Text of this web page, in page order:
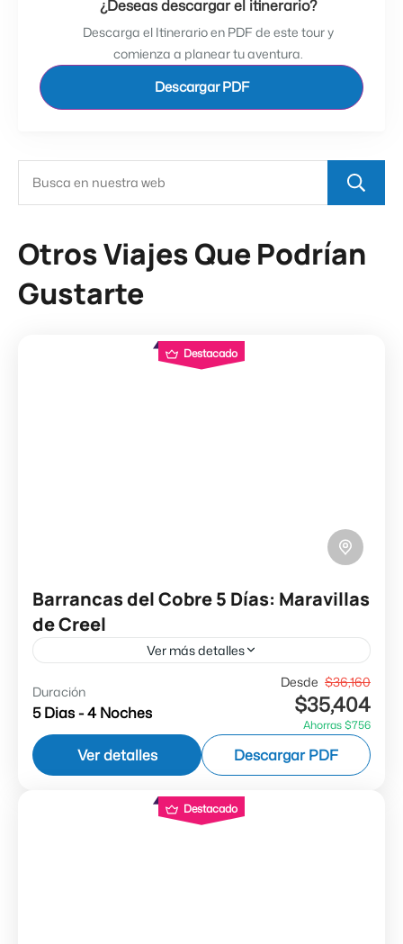
¿Deseas descargar el itinerario?
Descarga el Itinerario en PDF de este tour y
comienza a planear tu aventura.
Descargar PDF
Otros Viajes Que Podrían
Gustarte
Destacado
Barrancas del Cobre 5 Días: Maravillas
de Creel
Ver más detalles
✔ Descubre Chihuahua ✔ Experiencias únicas
en Creel ✔ Parque Barrancas ✔ Chepe Express
✔ Seguro de Asistencia
Barrancas del Cobre
Duración
5 Dias - 4 Noches
Desde $36,160
$35,404
Ahorras $756
Ver detalles Descargar PDF
Destacado